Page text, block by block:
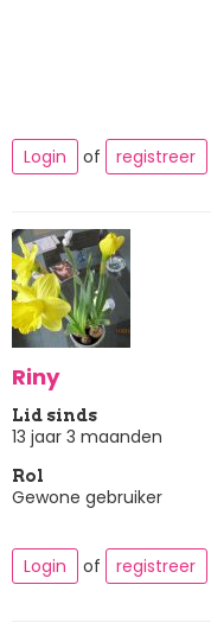
Login
of registreer
Riny
Lid sinds
13 jaar 3 maanden
Rol
Gewone gebruiker
Login of registreer